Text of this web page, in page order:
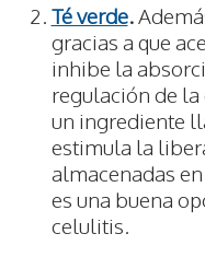
Té verde.
gracias a que
inhibe la
regulación de
un ingrediente
estimula la
almacenadas
es una buena
celulitis.